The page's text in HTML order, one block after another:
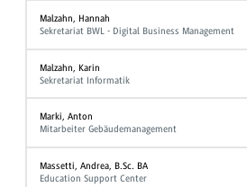
Malzahn, Hannah
Sekretariat BWL - Digital Business Management
Malzahn, Karin
Sekretariat Informatik
Marki, Anton
Mitarbeiter Gebäudemanagement
Massetti, Andrea, B.Sc. BA
Education Support Center